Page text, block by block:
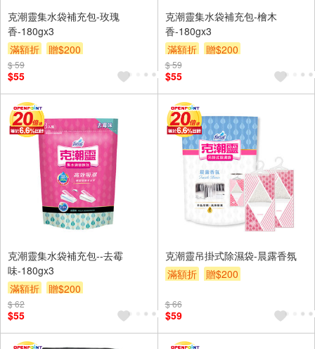
克潮靈集水袋補充包-玫瑰
香-180gx3
滿額折
贈$200
$ 59
$55
克潮靈集水袋補充包-檜木
香-180gx3
滿額折
贈$200
$ 59
$55
克潮靈集水袋補充包--去霉
味-180gx3
滿額折
贈$200
$ 62
$55
克潮靈吊掛式除濕袋-晨露香氛
滿額折
贈$200
$ 66
$59